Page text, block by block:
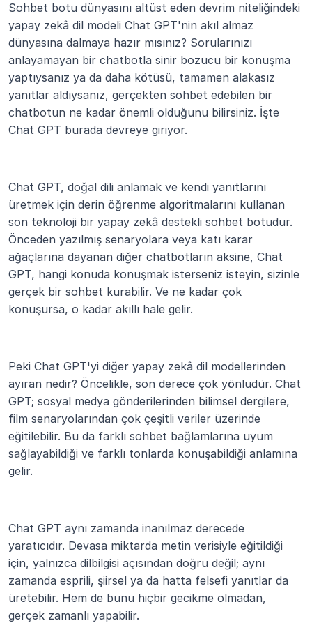
Sohbet botu dünyasını altüst eden devrim niteliğindeki
yapay zekâ dil modeli Chat GPT'nin akıl almaz
dünyasına dalmaya hazır mısınız? Sorularınızı
anlayamayan bir chatbotla sinir bozucu bir konuşma
yaptıysanız ya da daha kötüsü, tamamen alakasız
yanıtlar aldıysanız, gerçekten sohbet edebilen bir
chatbotun ne kadar önemli olduğunu bilirsiniz. İşte
Chat GPT burada devreye giriyor.
Chat GPT, doğal dili anlamak ve kendi yanıtlarını
üretmek için derin öğrenme algoritmalarını kullanan
son teknoloji bir yapay zekâ destekli sohbet botudur.
Önceden yazılmış senaryolara veya katı karar
ağaçlarına dayanan diğer chatbotların aksine, Chat
GPT, hangi konuda konuşmak isterseniz isteyin, sizinle
gerçek bir sohbet kurabilir. Ve ne kadar çok
konuşursa, o kadar akıllı hale gelir.
Peki Chat GPT'yi diğer yapay zekâ dil modellerinden
ayıran nedir? Öncelikle, son derece çok yönlüdür. Chat
GPT; sosyal medya gönderilerinden bilimsel dergilere,
film senaryolarından çok çeşitli veriler üzerinde
eğitilebilir. Bu da farklı sohbet bağlamlarına uyum
sağlayabildiği ve farklı tonlarda konuşabildiği anlamına
gelir.
Chat GPT aynı zamanda inanılmaz derecede
yaratıcıdır. Devasa miktarda metin verisiyle eğitildiği
için, yalnızca dilbilgisi açısından doğru değil; aynı
zamanda esprili, şiirsel ya da hatta felsefi yanıtlar da
üretebilir. Hem de bunu hiçbir gecikme olmadan,
gerçek zamanlı yapabilir.